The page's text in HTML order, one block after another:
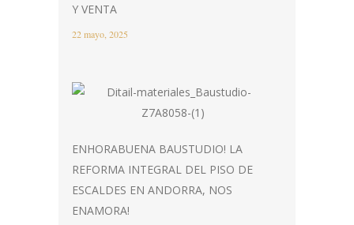
Y VENTA
22 mayo, 2025
ENHORABUENA BAUSTUDIO! LA
REFORMA INTEGRAL DEL PISO DE
ESCALDES EN ANDORRA, NOS
ENAMORA!